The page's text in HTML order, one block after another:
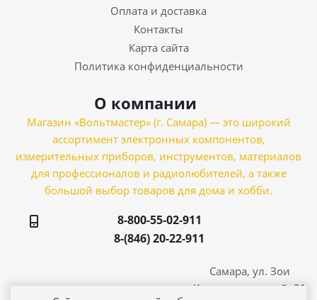
Оплата и доставка
Контакты
Карта сайта
Политика конфиденциальности
О компании
Магазин «Вольтмастер» (г. Самара) — это широкий
ассортимент электронных компонентов,
измерительных приборов, инструментов, материалов
для профессионалов и радиолюбителей, а также
большой выбор товаров для дома и хобби.
8-800-55-02-911
8-(846) 20-22-911
Самара, ул. Зои
Космодемьянской, 21